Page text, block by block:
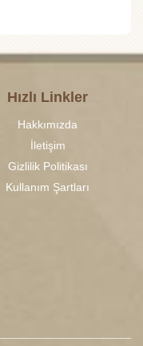
Hızlı Linkler
Hakkımızda
İletişim
Gizlilik Politikası
Kullanım Şartları